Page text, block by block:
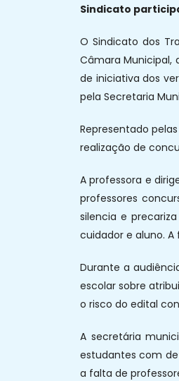
Sindicato
O Sindicato dos
Câmara Municipal,
de iniciativa dos
pela Secretaria
Representado
realização de
A professora e
professores
silencia e
cuidador e aluno.
Durante a
escolar sobre
o risco do edital
A secretária
estudantes com
a falta de